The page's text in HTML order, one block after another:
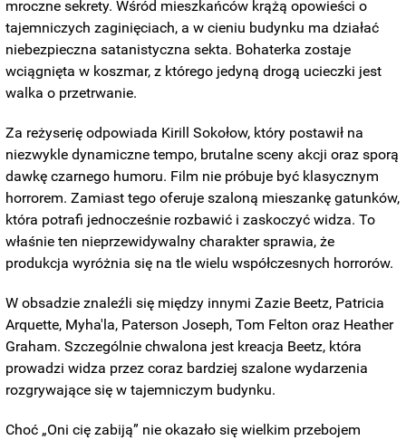
mroczne sekrety. Wśród mieszkańców krążą opowieści o
tajemniczych zaginięciach, a w cieniu budynku ma działać
niebezpieczna satanistyczna sekta. Bohaterka zostaje
wciągnięta w koszmar, z którego jedyną drogą ucieczki jest
walka o przetrwanie.
Za reżyserię odpowiada Kirill Sokołow, który postawił na
niezwykle dynamiczne tempo, brutalne sceny akcji oraz sporą
dawkę czarnego humoru. Film nie próbuje być klasycznym
horrorem. Zamiast tego oferuje szaloną mieszankę gatunków,
która potrafi jednocześnie rozbawić i zaskoczyć widza. To
właśnie ten nieprzewidywalny charakter sprawia, że
produkcja wyróżnia się na tle wielu współczesnych horrorów.
W obsadzie znaleźli się między innymi Zazie Beetz, Patricia
Arquette, Myha'la, Paterson Joseph, Tom Felton oraz Heather
Graham. Szczególnie chwalona jest kreacja Beetz, która
prowadzi widza przez coraz bardziej szalone wydarzenia
rozgrywające się w tajemniczym budynku.
Choć „Oni cię zabiją” nie okazało się wielkim przebojem